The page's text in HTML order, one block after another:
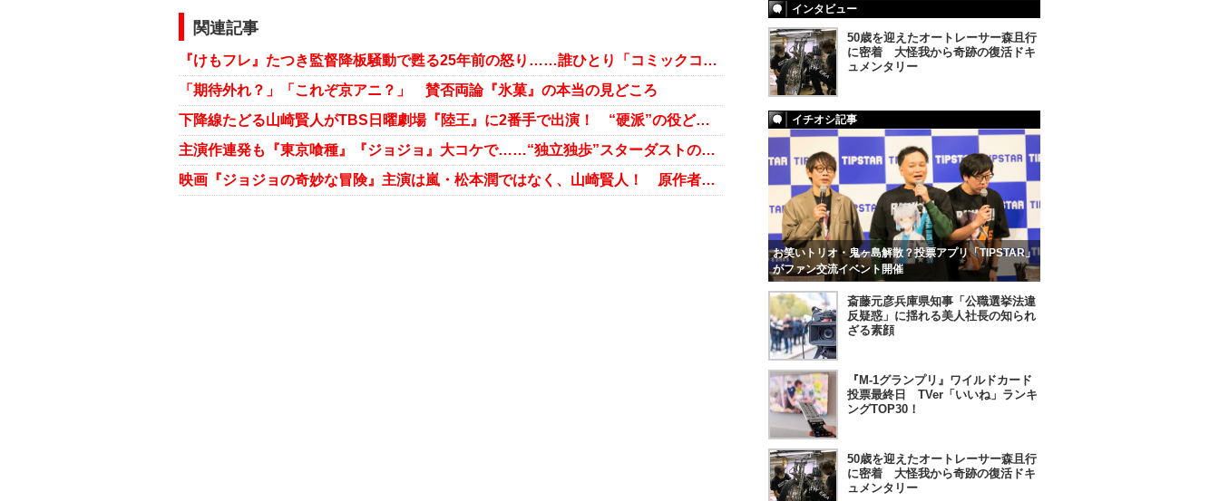
関連記事
『けもフレ』たつき監督降板騒動で甦る25年前の怒り……誰ひとり「コミックコンプ」の恨みは忘れちゃいない!!
「期待外れ？」「これぞ京アニ？」 賛否両論『氷菓』の本当の見どころ
下降線たどる山崎賢人がTBS日曜劇場『陸王』に2番手で出演！ “硬派”の役どころを演じ切れるのか？
主演作連発も『東京喰種』『ジョジョ』大コケで……“独立独歩”スターダストの正念場
映画『ジョジョの奇妙な冒険』主演は嵐・松本潤ではなく、山崎賢人！ 原作者納得の理由は“高身長”!?
インタビュー
50歳を迎えたオートレーサー森且行
に密着 大怪我から奇跡の復活ドキ
ュメンタリー
イチオシ記事
お笑いトリオ・鬼ヶ島解散？投票アプリ「TIPSTAR」
がファン交流イベント開催
斎藤元彦兵庫県知事「公職選挙法違
反疑惑」に揺れる美人社長の知られ
ざる素顔
『M-1グランプリ』ワイルドカード
投票最終日 TVer「いいね」ランキ
ングTOP30！
50歳を迎えたオートレーサー森且行
に密着 大怪我から奇跡の復活ドキ
ュメンタリー